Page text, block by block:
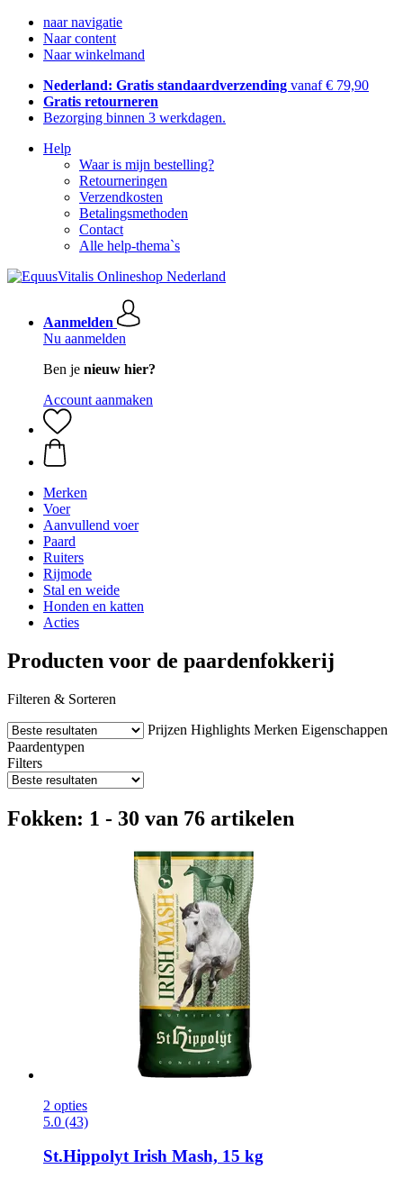
naar navigatie
Naar content
Naar winkelmand
Nederland: Gratis standaardverzending vanaf € 79,90
Gratis retourneren
Bezorging binnen 3 werkdagen.
Help
Waar is mijn bestelling?
Retourneringen
Verzendkosten
Betalingsmethoden
Contact
Alle help-thema`s
Aanmelden
Nu aanmelden
Ben je nieuw hier?
Account aanmaken
Merken
Voer
Aanvullend voer
Paard
Ruiters
Rijmode
Stal en weide
Honden en katten
Acties
Producten voor de paardenfokkerij
Filteren & Sorteren
Prijzen Highlights Merken Eigenschappen
Paardentypen
Filters
Fokken: 1 - 30 van 76 artikelen
2 opties
5.0 (43)
St.HippolytIrish Mash, 15 kg